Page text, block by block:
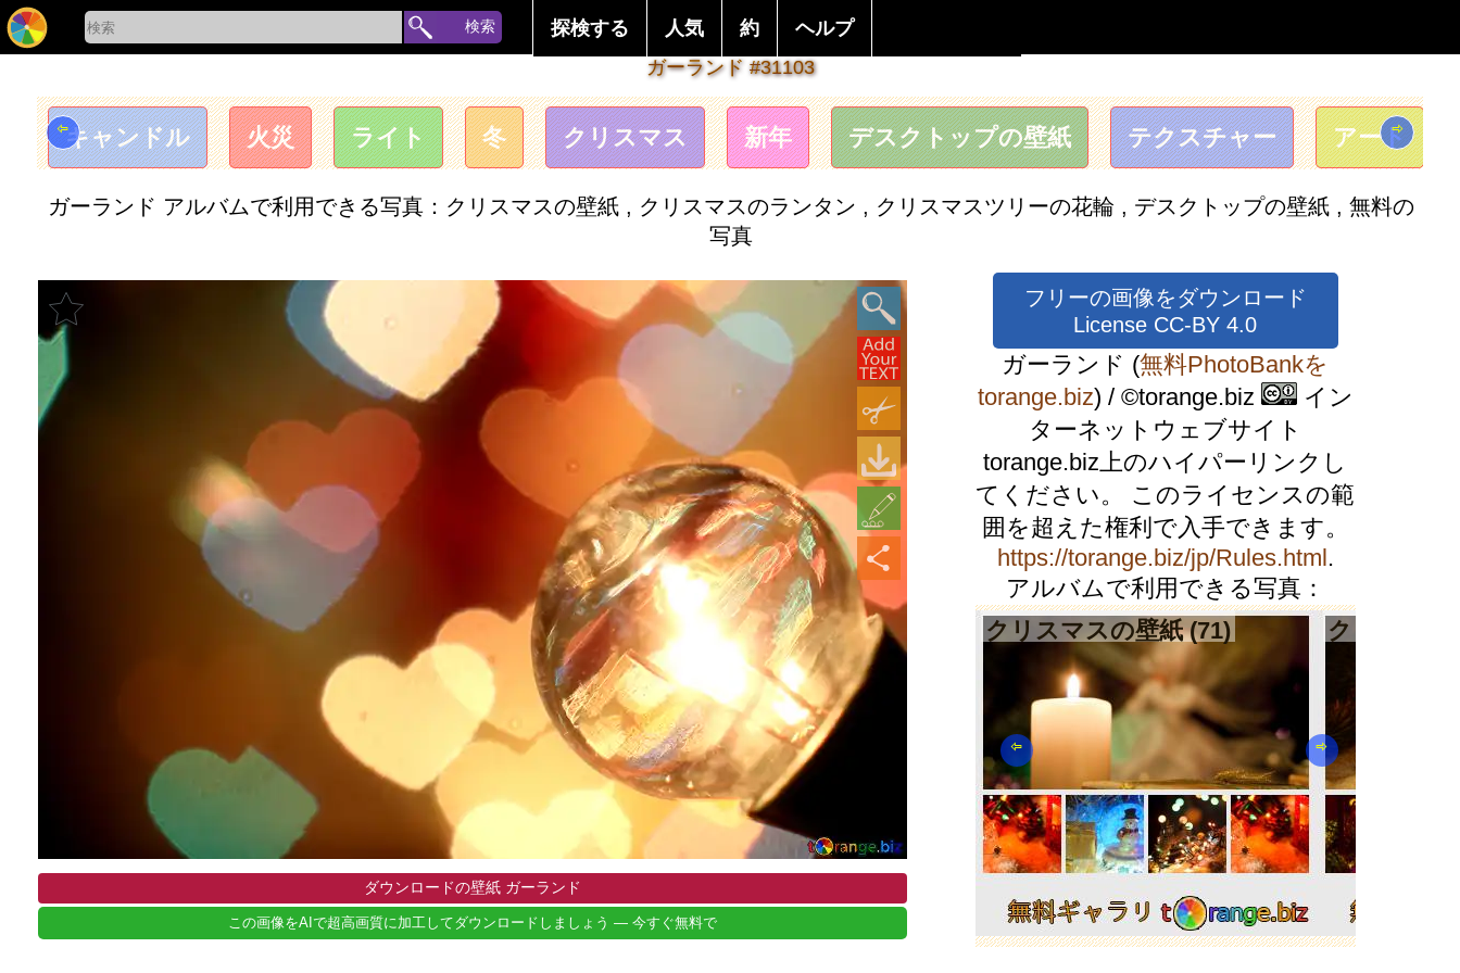
検索 探検する 人気 約
ヘルプ
ガーランド #31103
キャンドル 火災 ライト 冬 クリスマス 新年 デスクトップの壁紙 テクスチャー アート
⇦ ⇨
ガーランド アルバムで利用できる写真：クリスマスの壁紙 , クリスマスのランタン , クリスマスツリーの花輪 , デスクトップの壁紙 , 無料の
写真
ダウンロードの壁紙 ガーランド
この画像をAIで超高画質に加工してダウンロードしましょう — 今すぐ無料で
フリーの画像をダウンロード
License CC-BY 4.0
ガーランド (無料PhotoBankを
torange.biz) / ©torange.biz
イン
ターネットウェブサイト
torange.biz上のハイパーリンクし
てください。 このライセンスの範
囲を超えた権利で入手できます。
https://torange.biz/jp/Rules.html.
アルバムで利用できる写真：
クリスマスの壁紙 (71)
クリスマス
⇦ ⇨